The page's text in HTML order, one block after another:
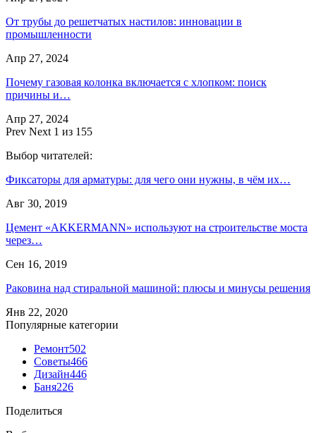
От трубы до решетчатых настилов: инновации в
промышленности
Апр 27, 2024
Почему газовая колонка включается с хлопком: поиск
причины и…
Апр 27, 2024
Prev Next 1 из 155
Выбор читателей:
Фиксаторы для арматуры: для чего они нужны, в чём их…
Авг 30, 2019
Цемент «AKKERMANN» используют на строительстве моста
через…
Сен 16, 2019
Раковина над стиральной машиной: плюсы и минусы решения
Янв 22, 2020
Популярные категории
Ремонт502
Советы466
Дизайн446
Баня226
Поделиться